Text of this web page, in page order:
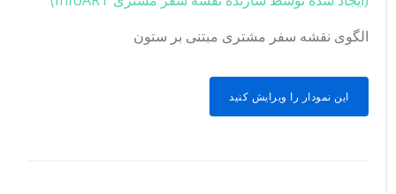
الگوی نقشه سفر مشتری مبتنی بر ستون
این نمودار را ویرایش کنید